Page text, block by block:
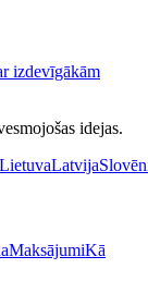
izdevīgākām
idejas.
LietuvaLatvija
MaksājumiKā